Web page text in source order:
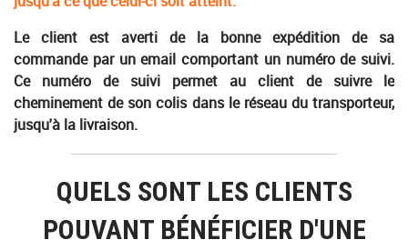
Le client est averti de la bonne expédition de sa
commande par un email comportant un numéro de suivi.
Ce numéro de suivi permet au client de suivre le
cheminement de son colis dans le réseau du transporteur,
jusqu'à la livraison.
QUELS SONT LES CLIENTS
POUVANT BÉNÉFICIER D'UNE